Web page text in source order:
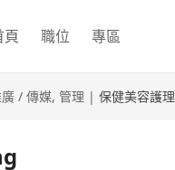
頁 職位 專區
/ 傳媒, 管理 | 保健美容護理